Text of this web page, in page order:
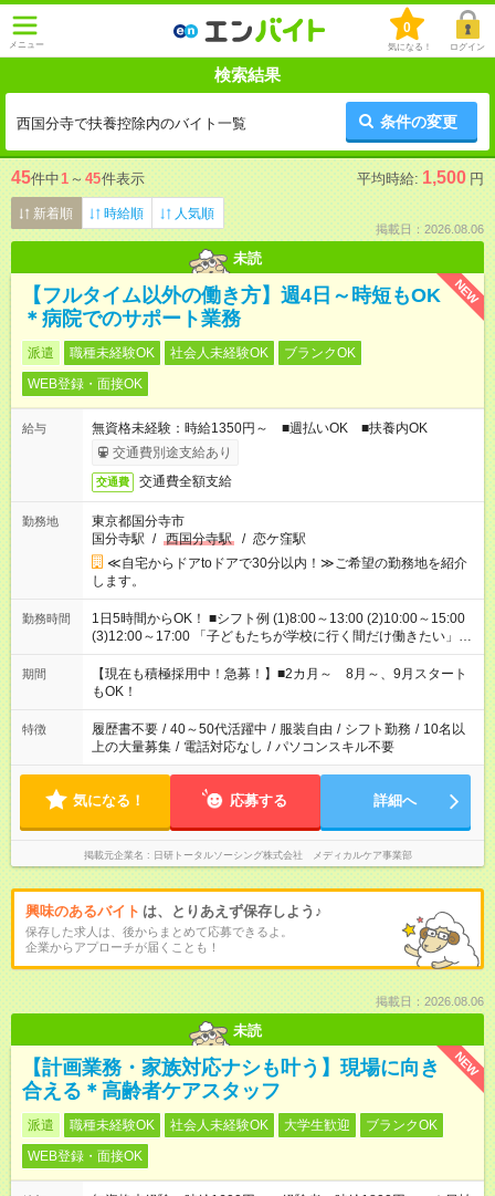
メニュー
0
気になる！ ログイン
検索結果
西国分寺で扶養控除内のバイト一覧 条件の変更
45件中1 ～ 45件表示 平均時給: 1,500 円
新着順 時給順 人気順
掲載日：2026.08.06
未読
NEW
【フルタイム以外の働き方】週4日～時短もOK
＊病院でのサポート業務
派遣 職種未経験OK 社会人未経験OK
ブランクOK
WEB登録・面接OK
給与
無資格未経験：時給1350円～ ■週払いOK ■扶養内OK
交通費別途支給あり
交通費 交通費全額支給
勤務地
東京都国分寺市
国分寺駅 / 西国分寺駅 / 恋ケ窪駅
≪自宅からドアtoドアで30分以内！≫ご希望の勤務地を紹介
します。
勤務時間
1日5時間からOK！ ■シフト例 (1)8:00～13:00 (2)10:00～15:00
(3)12:00～17:00 「子どもたちが学校に行く間だけ働きたい」
「余裕を持って夕飯の準備がしたい」 「午前中は働いて、午後
はプライベートの時間にしたい」 など、ご希望を教えてくださ
いね。 ※Wワーク希望の方へ 今ご覧のお仕事で希望する勤務時
間と、もう1つのお仕事の勤務時間。 合計で週40時間を超える
場合は応募できません。
期間
【現在も積極採用中！急募！】■2カ月～ 8月～、9月スタート
もOK！
特徴 履歴書不要 / 40～50代活躍中 / 服装自由 / シフト勤務 / 10名以
上の大量募集 / 電話対応なし / パソコンスキル不要
気になる！ 応募する 詳細へ
掲載元企業名 日研トータルソーシング株式会社 メディカルケア事業部
興味のあるバイト は、とりあえず保存しよう♪
保存した求人は、後からまとめて応募できるよ。
企業からアプローチが届くことも！
掲載日：2026.08.06
未読
NEW
【計画業務・家族対応ナシも叶う】現場に向き
合える＊高齢者ケアスタッフ
派遣 職種未経験OK 社会人未経験OK 大学生歓迎
ブランクOK
WEB登録・面接OK